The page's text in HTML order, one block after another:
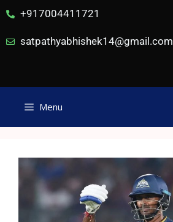
+917004411721
satpathyabhishek14@gmail.com
Menu